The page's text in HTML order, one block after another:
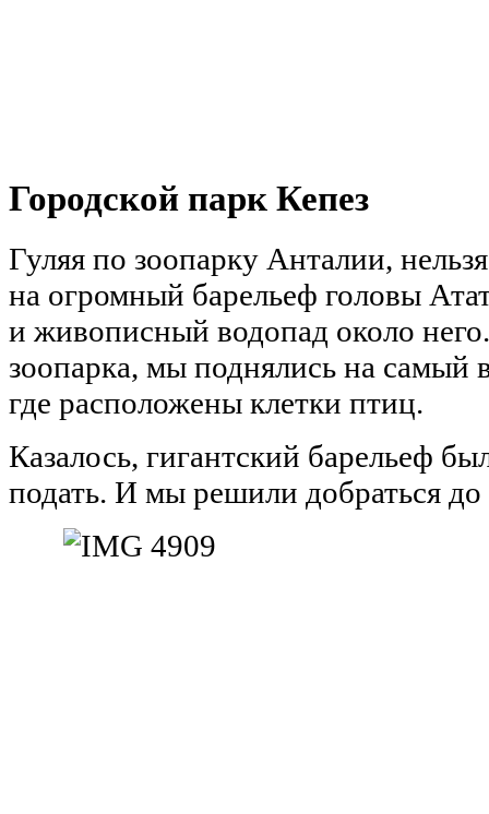
Городской парк Кепез
Гуляя по зоопарку Анталии,
на огромный барельеф головы
и живописный водопад около
зоопарка, мы поднялись на
где расположены клетки птиц.
Казалось, гигантский барельеф
подать. И мы решили добраться до